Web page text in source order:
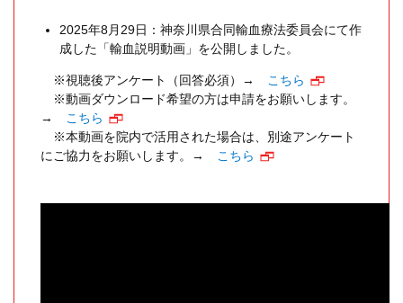
2025年8月29日：神奈川県合同輸血療法委員会にて作
成した「輸血説明動画」を公開しました。
※視聴後アンケート（回答必須）→
こちら
※動画ダウンロード希望の方は申請をお願いします。
→
こちら
※本動画を院内で活用された場合は、別途アンケート
にご協力をお願いします。→
こちら